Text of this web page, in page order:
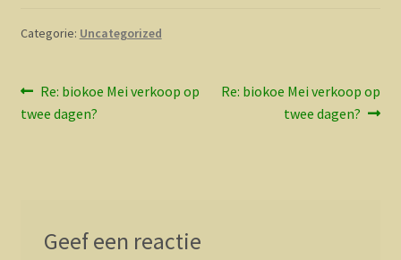
Categorie: Uncategorized
Bericht
navigatie
Vorig
bericht:
Re: biokoe Mei verkoop op
twee dagen?
Volgend
Re: biokoe Mei verkoop op
twee dagen?
Geef een reactie